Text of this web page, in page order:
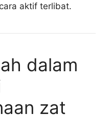
aktif terlibat.
dalam
zat